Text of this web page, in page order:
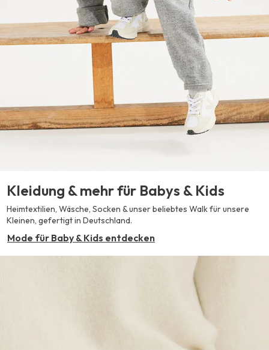
Kleidung & mehr für Babys & Kids
Heimtextilien, Wäsche, Socken & unser beliebtes Walk für unsere
Kleinen, gefertigt in Deutschland.
Mode für Baby & Kids entdecken